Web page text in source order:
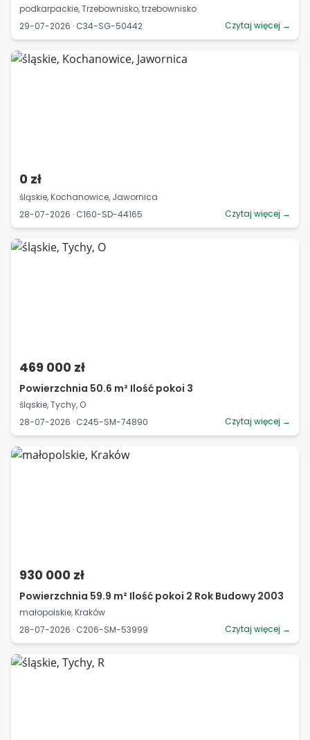
podkarpackie, Trzebownisko, trzebownisko
29-07-2026 · C34-SG-50442
Czytaj więcej →
0 zł
śląskie, Kochanowice, Jawornica
28-07-2026 · C160-SD-44165
Czytaj więcej →
469 000 zł
Powierzchnia 50.6 m² Ilość pokoi 3
śląskie, Tychy, O
28-07-2026 · C245-SM-74890
Czytaj więcej →
930 000 zł
Powierzchnia 59.9 m² Ilość pokoi 2 Rok Budowy 2003
małopolskie, Kraków
28-07-2026 · C206-SM-53999
Czytaj więcej →